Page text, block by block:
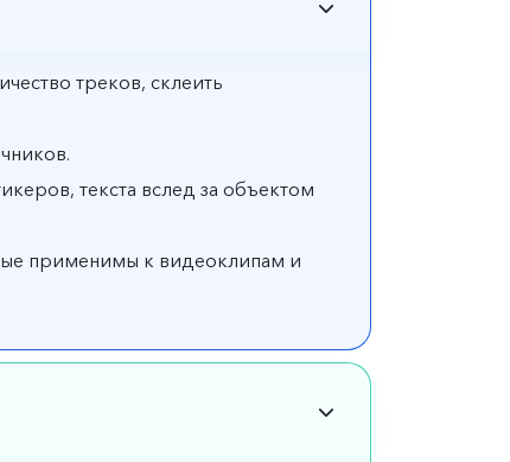
треков, склеить
текста вслед за объектом
применимы к видеоклипам и